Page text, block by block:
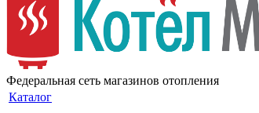
Федеральная сеть магазинов отопления
Каталог